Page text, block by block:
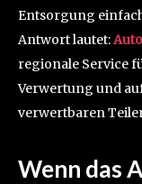
Entsorgung
Antwort lautet:
regionale Service
Verwertung und
verwertbaren
Wenn das